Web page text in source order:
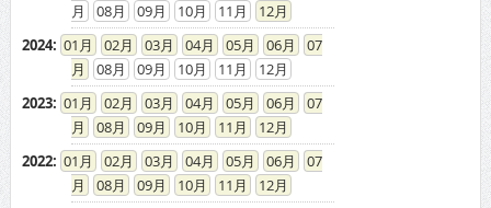
08
09 10 11
12
2024: 01 02 03 04 05 06
07
08
09 10 11
12
2023: 01 02 03 04 05 06
07
08
09 10 11
12
2022: 01 02 03 04 05 06
07
08
09 10 11
12